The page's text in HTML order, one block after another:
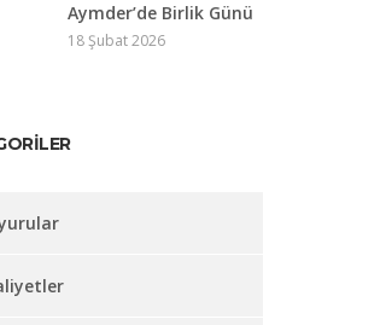
Aymder’de Birlik Günü
18 Şubat 2026